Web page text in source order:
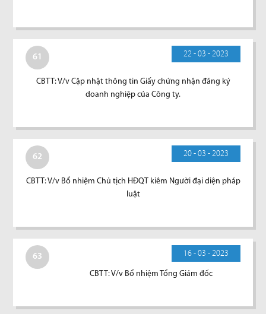
61 22 - 03 - 2023
CBTT: V/v Cập nhật thông tin Giấy chứng nhận đăng ký
doanh nghiệp của Công ty.
62 20 - 03 - 2023
CBTT: V/v Bổ nhiệm Chủ tịch HĐQT kiêm Người đại diện pháp
luật
63 16 - 03 - 2023
CBTT: V/v Bổ nhiệm Tổng Giám đốc